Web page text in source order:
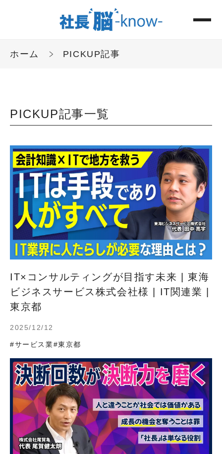
ホーム PICKUP記事
PICKUP記事一覧
IT×コンサルティングが目指す未来 | 東海
ビジネスサービス株式会社様 | IT関連業 |
東京都
2025/12/12
#サービス業#東京都